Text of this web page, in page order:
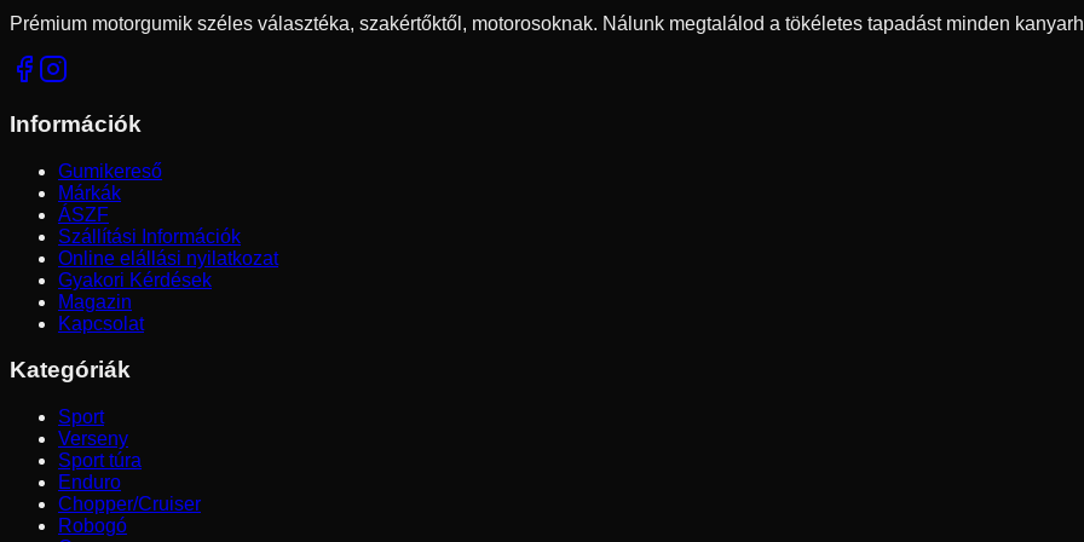
Prémium motorgumik széles választéka, szakértőktől, motorosoknak. Nálunk megtalálod a tökéletes tapadást minden
Információk
Gumikereső
Márkák
ÁSZF
Szállítási Információk
Online elállási nyilatkozat
Gyakori Kérdések
Magazin
Kapcsolat
Kategóriák
Sport
Verseny
Sport túra
Enduro
Chopper/Cruiser
Robogó